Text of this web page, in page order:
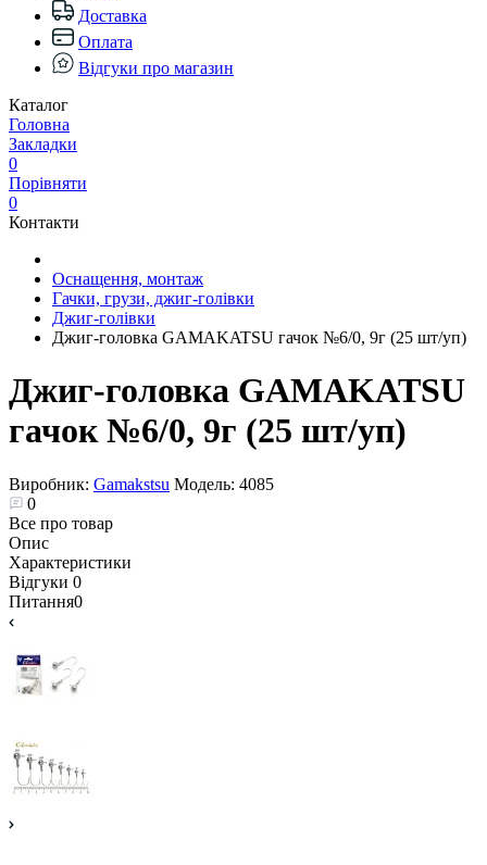
Доставка
Оплата
Відгуки про магазин
Каталог
Головна
Закладки
0
Порівняти
0
Контакти
Оснащення, монтаж
Гачки, грузи, джиг-голівки
Джиг-голівки
Джиг-головка GAMAKATSU гачок №6/0, 9г (25 шт/уп)
Джиг-головка GAMAKATSU
гачок №6/0, 9г (25 шт/уп)
Виробник: Gamakstsu Модель: 4085
0
Все про товар
Опис
Характеристики
Відгуки 0
Питання0